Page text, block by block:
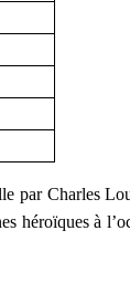
par Charles
héroïques à